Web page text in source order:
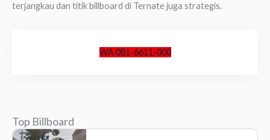
terjangkau dan titik billboard di Ternate juga strategis.
WA 081-6611-000
Top Billboard